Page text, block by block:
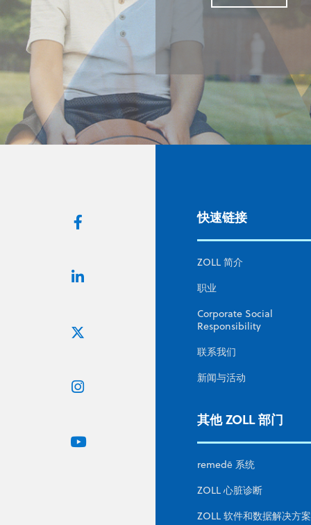
快速链接
ZOLL 简介
职业
Corporate Social
Responsibility
联系我们
新闻与活动
其他 ZOLL 部门
remedē 系统
ZOLL 心脏诊断
ZOLL 软件和数据解决方案